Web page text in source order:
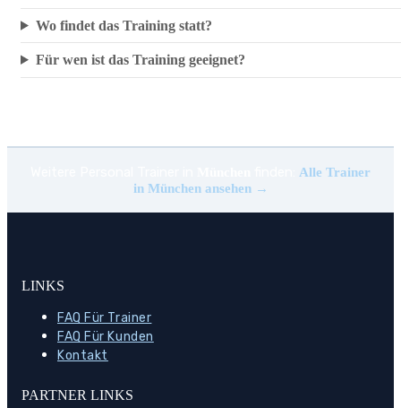
Wo findet das Training statt?
Für wen ist das Training geeignet?
Alle Trainer
in München ansehen →
LINKS
FAQ Für Trainer
FAQ Für Kunden
Kontakt
PARTNER LINKS